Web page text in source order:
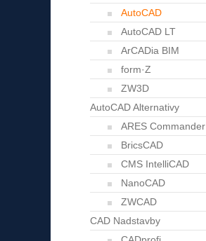
AutoCAD
AutoCAD LT
ArCADia BIM
form·Z
ZW3D
AutoCAD Alternativy
ARES Commander
BricsCAD
CMS IntelliCAD
NanoCAD
ZWCAD
CAD Nadstavby